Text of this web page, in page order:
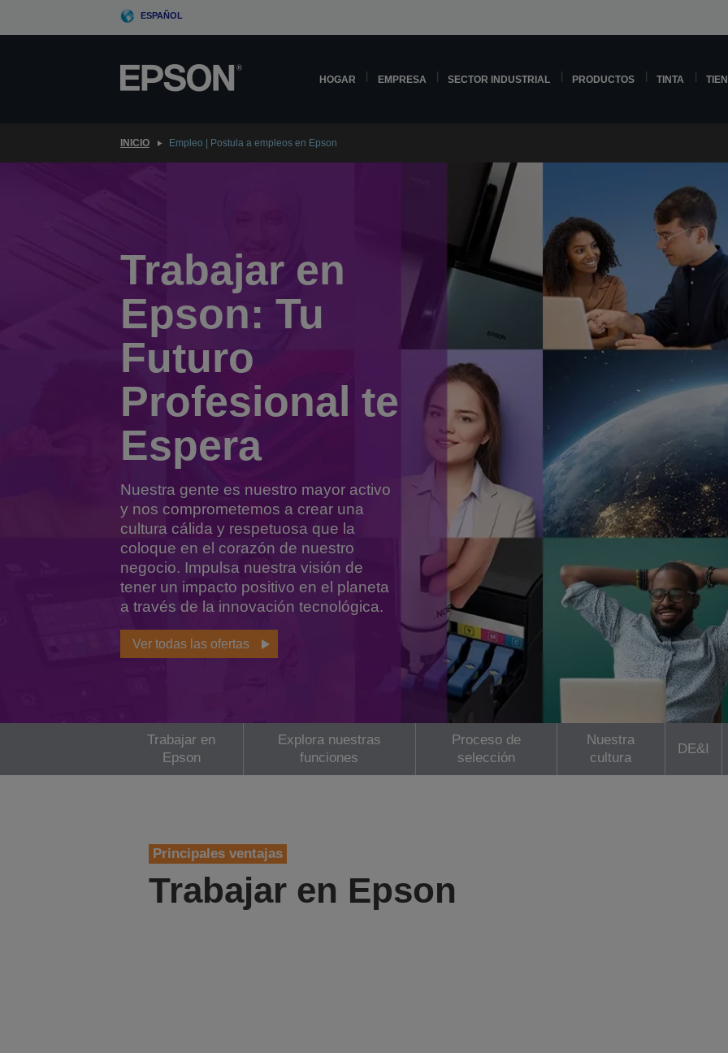
ESPAÑOL
HOGAR EMPRESA SECTOR INDUSTRIAL PRODUCTOS TINTA
INICIO Empleo | Postula a empleos en Epson
Trabajar en
Epson: Tu
Futuro
Profesional te
Espera
Nuestra gente es nuestro mayor activo
y nos comprometemos a crear una
cultura cálida y respetuosa que la
coloque en el corazón de nuestro
negocio. Impulsa nuestra visión de
tener un impacto positivo en el planeta
a través de la innovación tecnológica.
Ver todas las ofertas
Trabajar en
Epson
Explora nuestras
funciones
Proceso de
selección
Nuestra
cultura
DE&I
Principales ventajas
Trabajar en Epson